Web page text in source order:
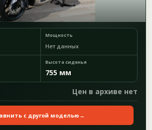
Мощность
Нет данных
Высота сиденья
755 мм
Цен в архиве нет
с другой моделью →